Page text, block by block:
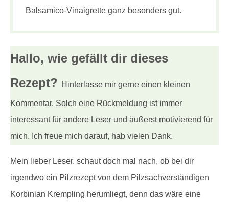
Balsamico-Vinaigrette ganz besonders gut.
Hallo, wie gefällt dir dieses
Rezept? Hinterlasse mir gerne einen kleinen
Kommentar. Solch eine Rückmeldung ist immer
interessant für andere Leser und äußerst motivierend für
mich. Ich freue mich darauf, hab vielen Dank.
Mein lieber Leser, schaut doch mal nach, ob bei dir
irgendwo ein Pilzrezept von dem Pilzsachverständigen
Korbinian Krempling herumliegt, denn das wäre eine